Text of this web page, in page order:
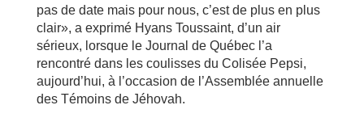
pas de date mais pour nous, c’est de plus en plus
clair», a exprimé Hyans Toussaint, d’un air
sérieux, lorsque le Journal de Québec l’a
rencontré dans les coulisses du Colisée Pepsi,
aujourd’hui, à l’occasion de l’Assemblée annuelle
des Témoins de Jéhovah.